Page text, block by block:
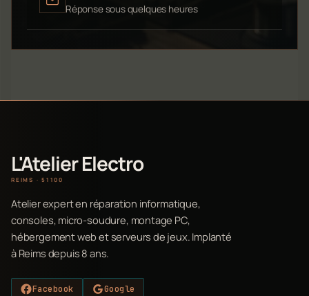
Réponse sous quelques heures
L'Atelier Electro
REIMS · 51100
Atelier expert en réparation informatique,
consoles, micro-soudure, montage PC,
hébergement web et serveurs de jeux. Implanté
à Reims depuis 8 ans.
Facebook Google